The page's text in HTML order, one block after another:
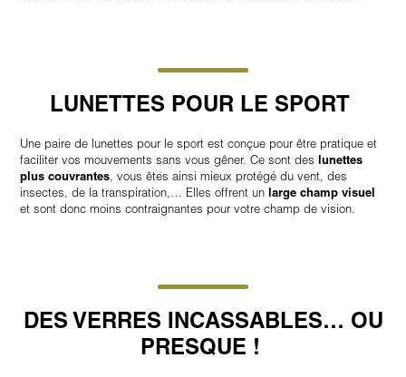
LUNETTES POUR LE SPORT
Une paire de lunettes pour le sport est conçue pour être pratique et
faciliter vos mouvements sans vous gêner. Ce sont deslunettes
plus couvrantes, vous êtes ainsi mieux protégé du vent, des
insectes, de la transpiration,… Elles offrent unlarge champ visuel
et sont donc moins contraignantes pour votre champ de vision.
DES VERRES INCASSABLES… OU
PRESQUE !